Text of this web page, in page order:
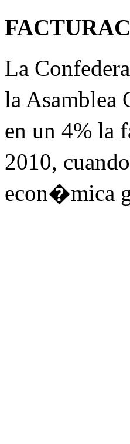
La
la Asamblea
en un 4% la
2010,
econ�mica